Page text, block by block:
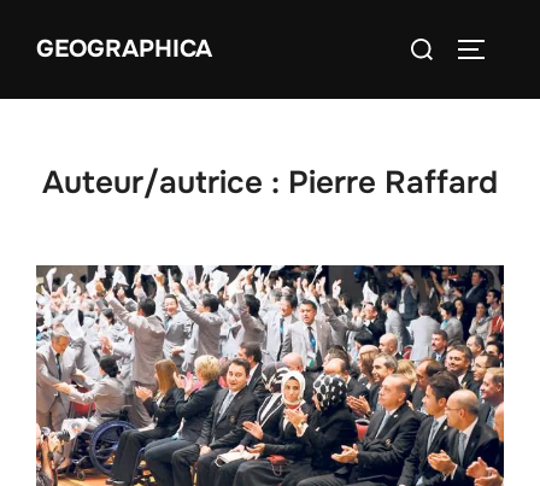
GEOGRAPHICA Rechercher :
Auteur/autrice : Pierre Raffard